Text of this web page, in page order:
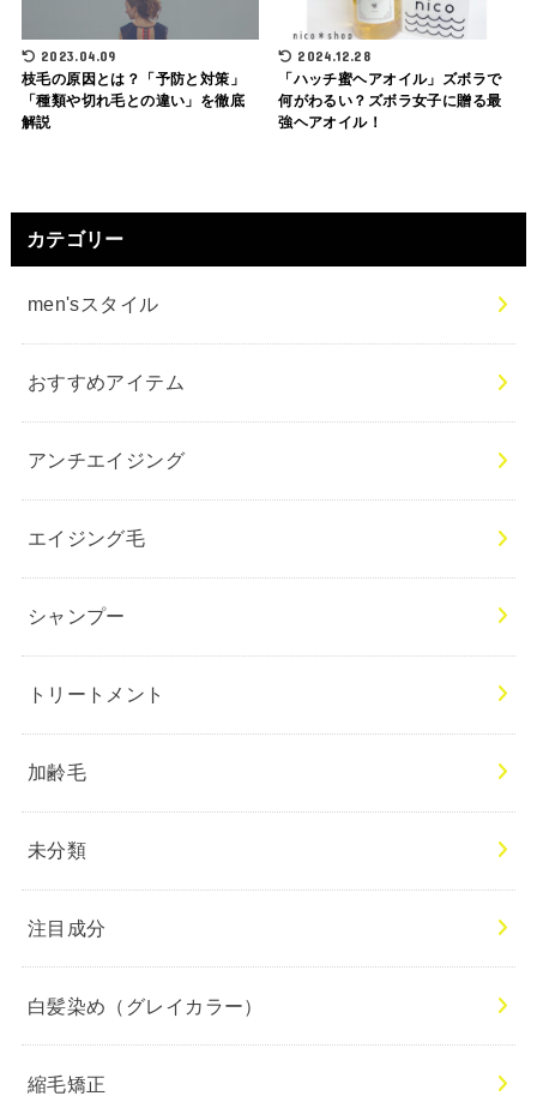
2023.04.09
枝毛の原因とは？「予防と対策」
「種類や切れ毛との違い」を徹底
解説
2024.12.28
「ハッチ蜜ヘアオイル」ズボラで
何がわるい？ズボラ女子に贈る最
強ヘアオイル！
カテゴリー
men'sスタイル
おすすめアイテム
アンチエイジング
エイジング毛
シャンプー
トリートメント
加齢毛
未分類
注目成分
白髪染め（グレイカラー）
縮毛矯正